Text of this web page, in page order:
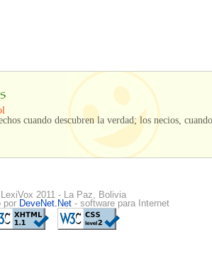
cuando descubren la verdad; los necios,
2011 - La Paz, Bolivia
por DeveNet.Net - software para Internet